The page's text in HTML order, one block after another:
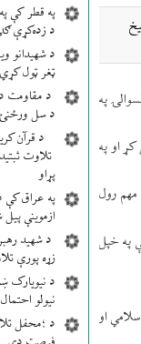
په قطر کې
د زده‌کړې
د شهیدانو
ټغر ټول
د مقاومت
د سل ورځنئ
د قرآن
تلاوت
پړاو
په عراق کې
ازموینې
د شهید
زړه پورې
د نیویارک
نیولو
د ؛محفل
ولایت د خانکه ولسوالۍ په
او په
رول
په خپل
او